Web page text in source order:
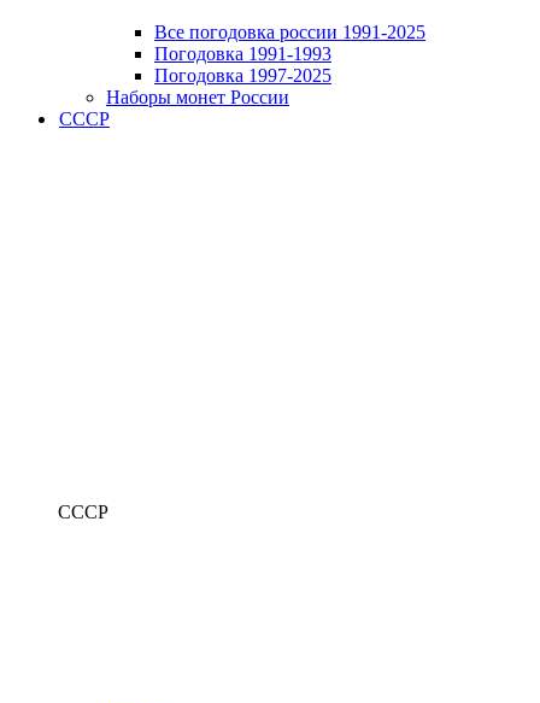
Все погодовка россии 1991-2025
Погодовка 1991-1993
Погодовка 1997-2025
Наборы монет России
СССР
СССР